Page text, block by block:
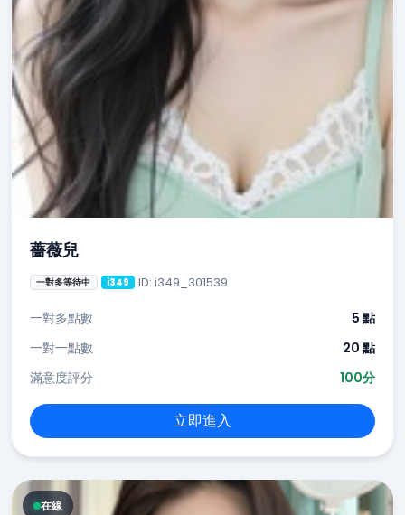
薔薇兒
一對多等待中 i349 ID: i349_301539
一對多點數
5 點
一對一點數
20 點
滿意度評分
100分
立即進入
在線